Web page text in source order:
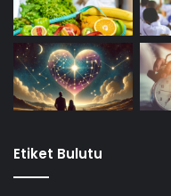
Etiket Bulutu